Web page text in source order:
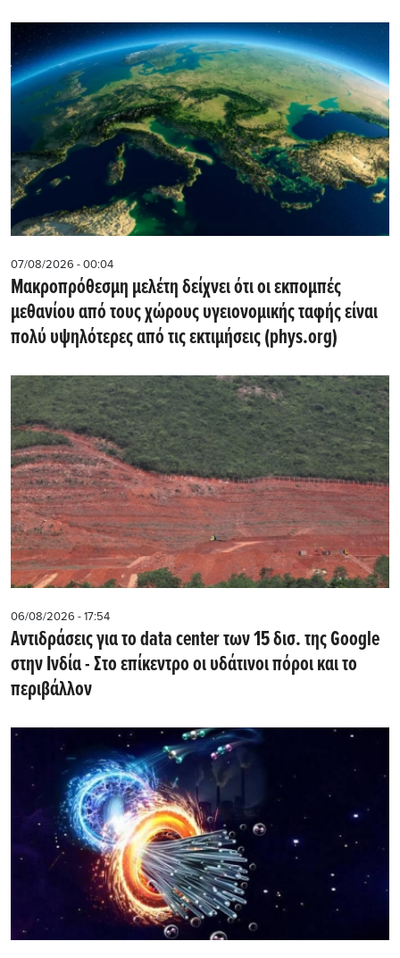
07/08/2026 - 00:04
Μακροπρόθεσμη μελέτη δείχνει ότι οι εκπομπές
μεθανίου από τους χώρους υγειονομικής ταφής είναι
πολύ υψηλότερες από τις εκτιμήσεις (phys.org)
06/08/2026 - 17:54
Αντιδράσεις για το data center των 15 δισ. της Google
στην Ινδία - Στο επίκεντρο οι υδάτινοι πόροι και το
περιβάλλον